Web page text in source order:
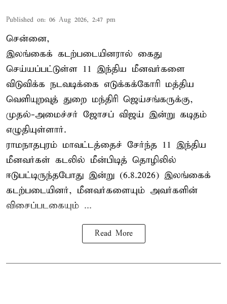
Published on: 06 Aug 2026, 2:47 pm
சென்னை,
இலங்கைக் கடற்படையினரால் கைது
செய்யப்பட்டுள்ள 11 இந்திய மீனவர்களை
விடுவிக்க நடவடிக்கை எடுக்கக்கோரி மத்திய
வெளியுறவுத் துறை மந்திரி ஜெய்சங்கருக்கு,
முதல்-அமைச்சர் ஜோசப் விஜய் இன்று கடிதம்
எழுதியுள்ளார்.
ராமநாதபுரம் மாவட்டத்தைச் சேர்ந்த 11 இந்திய
மீனவர்கள் கடலில் மீன்பிடித் தொழிலில்
ஈடுபட்டிருந்தபோது இன்று (6.8.2026) இலங்கைக்
கடற்படையினர், மீனவர்களையும் அவர்களின்
விசைப்படகையும் ...
Read More